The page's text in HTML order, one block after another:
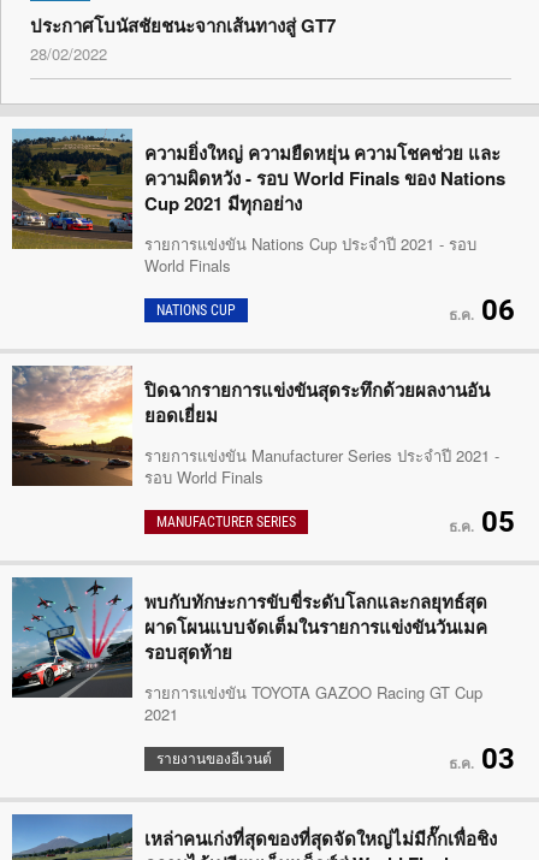
ประกาศโบนัสชัยชนะจากเส้นทางสู่ GT7
28/02/2022
NATIONS CUP
ความยิ่งใหญ่ ความยืดหยุ่น ความโชคช่วย และ
ความผิดหวัง - รอบ World Finals ของ Nations
Cup 2021 มีทุกอย่าง
รายการแข่งขัน Nations Cup ประจำปี 2021 - รอบ
World Finals
ธ.ค. 06
MANUFACTURER SERIES
ปิดฉากรายการแข่งขันสุดระทึกด้วยผลงานอัน
ยอดเยี่ยม
รายการแข่งขัน Manufacturer Series ประจำปี 2021 -
รอบ World Finals
ธ.ค. 05
รายงานของอีเวนต์
พบกับทักษะการขับขี่ระดับโลกและกลยุทธ์สุด
ผาดโผนแบบจัดเต็มในรายการแข่งขันวันเมค
รอบสุดท้าย
รายการแข่งขัน TOYOTA GAZOO Racing GT Cup
2021
ธ.ค. 03
เหล่าคนเก่งที่สุดของที่สุดจัดใหญ่ไม่มีกั๊กเพื่อชิง